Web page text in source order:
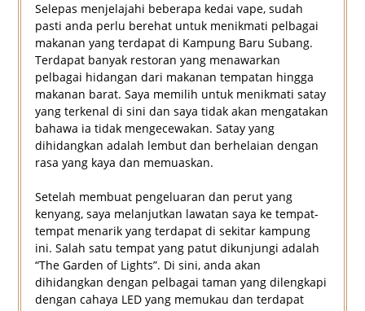
Selepas menjelajahi beberapa kedai vape, sudah
pasti anda perlu berehat untuk menikmati pelbagai
makanan yang terdapat di Kampung Baru Subang.
Terdapat banyak restoran yang menawarkan
pelbagai hidangan dari makanan tempatan hingga
makanan barat. Saya memilih untuk menikmati satay
yang terkenal di sini dan saya tidak akan mengatakan
bahawa ia tidak mengecewakan. Satay yang
dihidangkan adalah lembut dan berhelaian dengan
rasa yang kaya dan memuaskan.
Setelah membuat pengeluaran dan perut yang
kenyang, saya melanjutkan lawatan saya ke tempat-
tempat menarik yang terdapat di sekitar kampung
ini. Salah satu tempat yang patut dikunjungi adalah
“The Garden of Lights”. Di sini, anda akan
dihidangkan dengan pelbagai taman yang dilengkapi
dengan cahaya LED yang memukau dan terdapat